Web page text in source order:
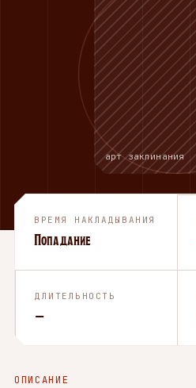
арт заклинания
ВРЕМЯ НАКЛАДЫВАНИЯ
Попадание
ДЛИТЕЛЬНОСТЬ
—
ОПИСАНИЕ